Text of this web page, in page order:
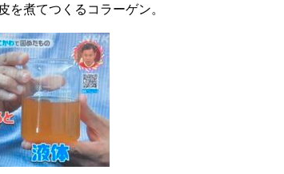
を煮てつくるコラーゲン。